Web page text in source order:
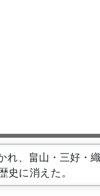
れ、畠山・三好・
史に消えた。